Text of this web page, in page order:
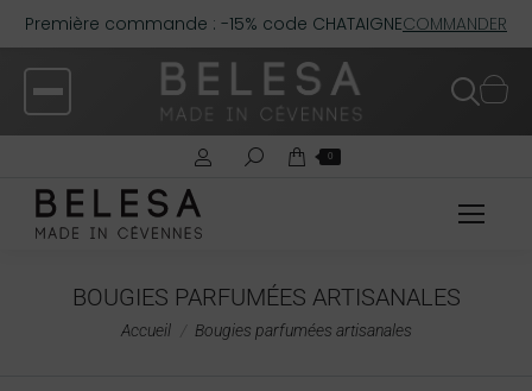
Première commande : -15% code CHATAIGNECOMMANDER
0
BOUGIES PARFUMÉES ARTISANALES
Vous êtes ici :
Accueil Bougies parfumées artisanales